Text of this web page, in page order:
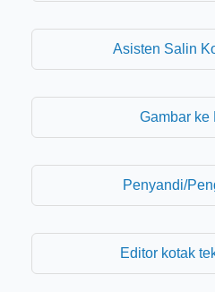
Asisten Salin
Gambar ke
Penyandi/
Editor kotak